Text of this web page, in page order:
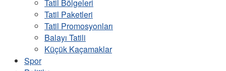
Tatil Bölgeleri
Tatil Paketleri
Tatil Promosyonları
Balayı Tatili
Küçük Kaçamaklar
Spor